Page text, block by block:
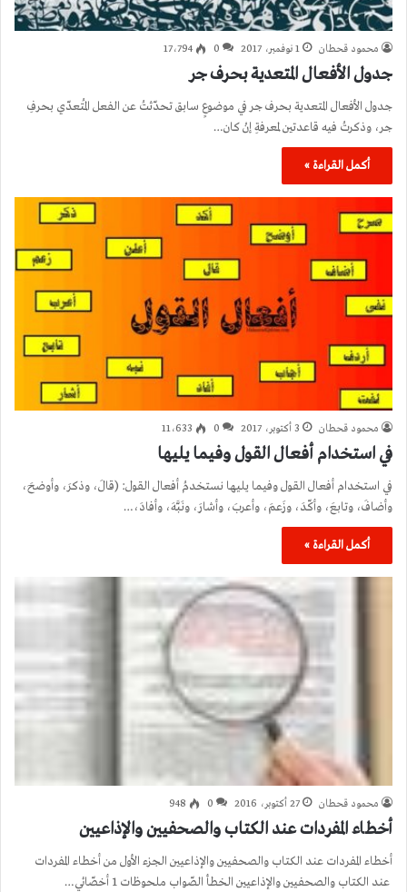
محمود قحطان 1 نوفمبر، 2017 0 17٬794
جدول الأفعال المتعدية بحرف جر
جدول الأفعال المتعدية بحرف جر في موضوعٍ سابق تحدّثتُ عن الفعل المُتعدّي بحرفِ
جر، وذكرتُ فيه قاعدتين لمعرفةِ إنْ كان…
أكمل القراءة »
محمود قحطان 3 أكتوبر، 2017 0 11٬633
في استخدام أفعال القول وفيما يليها
في استخدام أفعال القول وفيما يليها نستخدمُ أفعال القول: (قالَ، وذكرَ، وأوضحَ،
وأضافَ، وتابعَ، وأكّدَ، وزَعمَ، وأعربَ، وأشارَ، ونَبَّهَ، وأفادَ،…
أكمل القراءة »
محمود قحطان 27 أكتوبر، 2016 0
948
أخطاء المفردات عند الكتاب والصحفيين والإذاعيين
أخطاء المفردات عند الكتاب والصحفيين والإذاعيين الجزء الأول من أخطاء المفردات
عند الكتاب والصحفيين والإذاعيين الخطأ الصّواب ملحوظات 1 أخصّائي…